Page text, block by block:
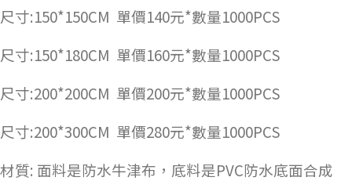
尺寸:150*150CM 單價140元*數量1000PCS
尺寸:150*180CM 單價160元*數量1000PCS
尺寸:200*200CM 單價200元*數量1000PCS
尺寸:200*300CM 單價280元*數量1000PCS
材質: 面料是防水牛津布，底料是PVC防水底面合成